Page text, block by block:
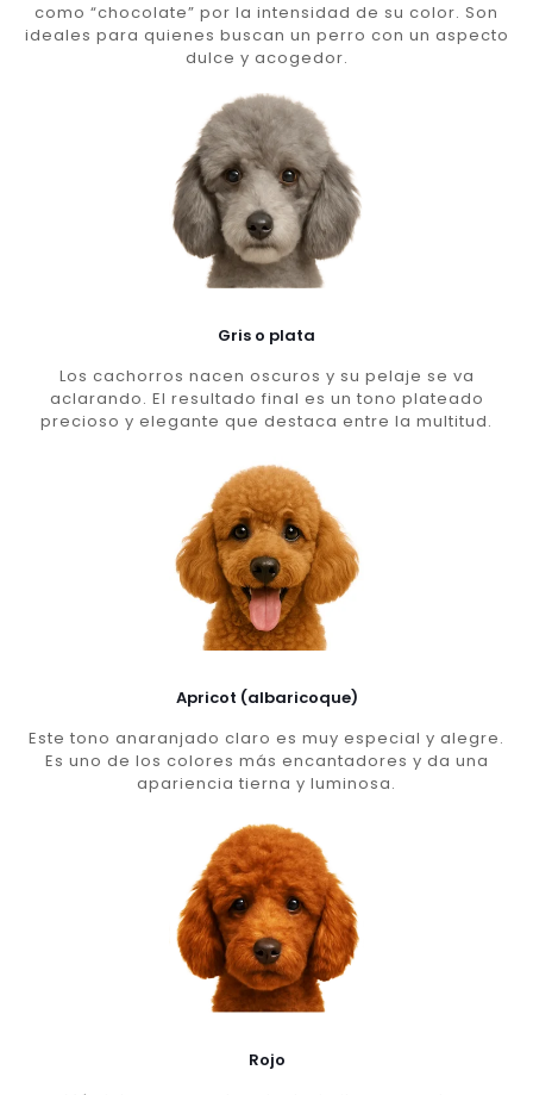
como “chocolate” por la intensidad de su color. Son
ideales para quienes buscan un perro con un aspecto
dulce y acogedor.
Gris o plata
Los cachorros nacen oscuros y su pelaje se va
aclarando. El resultado final es un tono plateado
precioso y elegante que destaca entre la multitud.
Apricot (albaricoque)
Este tono anaranjado claro es muy especial y alegre.
Es uno de los colores más encantadores y da una
apariencia tierna y luminosa.
Rojo